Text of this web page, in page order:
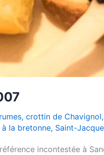
, crottin de Chavignol,
la bretonne, Saint-
incontestée à